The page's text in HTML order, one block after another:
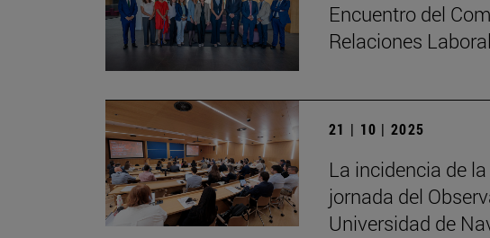
Encuentro del
Relaciones
21 | 10 | 2025
La incidencia de
jornada del
Universidad de